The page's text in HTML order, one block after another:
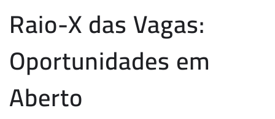
Raio-X das Vagas:
Oportunidades em
Aberto